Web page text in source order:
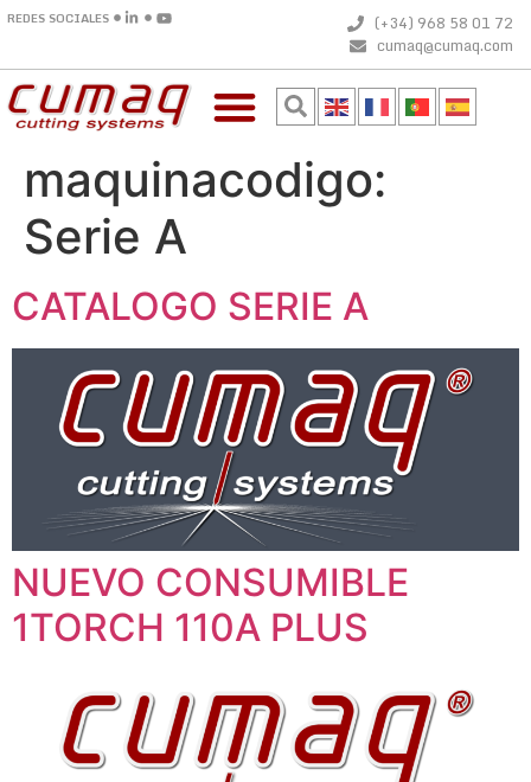
REDES SOCIALES
(+34) 968 58 01 72
cumaq@cumaq.com
maquinacodigo:
Serie A
CATALOGO SERIE A
NUEVO CONSUMIBLE
1TORCH 110A PLUS